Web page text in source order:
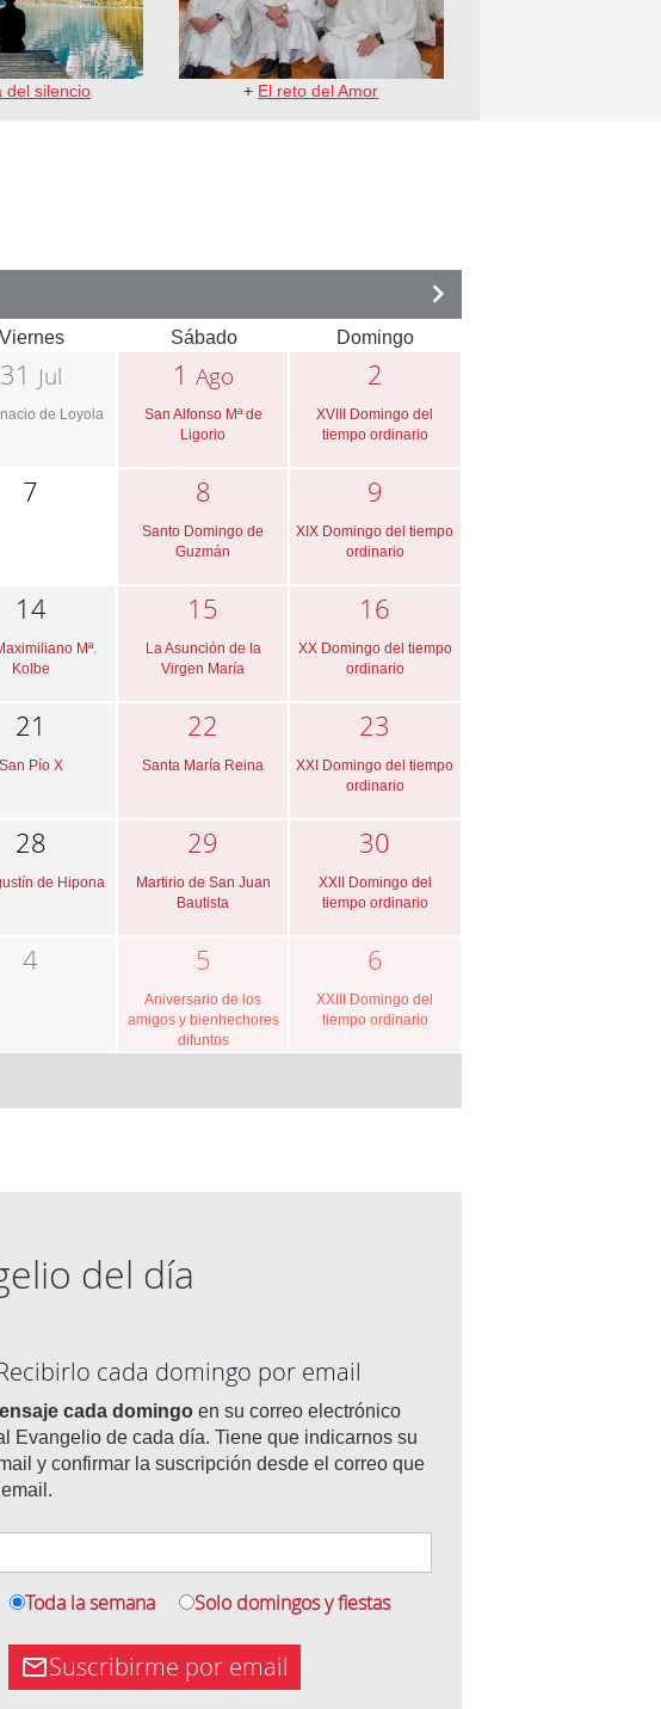
del silencio + El reto del Amor
Viernes Sábado Domingo
31 Jul
de Loyola
1 Ago
San Alfonso Mª de
Ligorio
2
XVIII Domingo del
tiempo ordinario
7 8
Santo Domingo de
Guzmán
9
XIX Domingo del tiempo
ordinario
14
Mª.
Kolbe
15
La Asunción de la
Virgen María
16
XX Domingo del tiempo
ordinario
21
San Pío X
22
Santa María Reina
23
XXI Domingo del tiempo
ordinario
28
de Hipona
29
Martirio de San Juan
Bautista
30
XXII Domingo del
tiempo ordinario
4 5
Aniversario de los
amigos y bienhechores
difuntos
6
XXIII Domingo del
tiempo ordinario
del día
cada domingo por email
cada domingo en su correo electrónico
Evangelio de cada día. Tiene que indicarnos su
y confirmar la suscripción desde el correo que
Toda la semana Solo domingos y fiestas
Suscribirme por email